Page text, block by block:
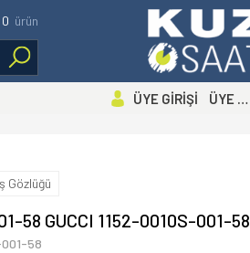
0 ürün
ÜYE GİRİŞİ ÜYE OL
Gözlüğü
58 GUCCI 1152-0010S-001-58
58